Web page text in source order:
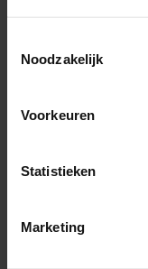
Noodzakelijk
Voorkeuren
Statistieken
Marketing
2021, 19/02952)